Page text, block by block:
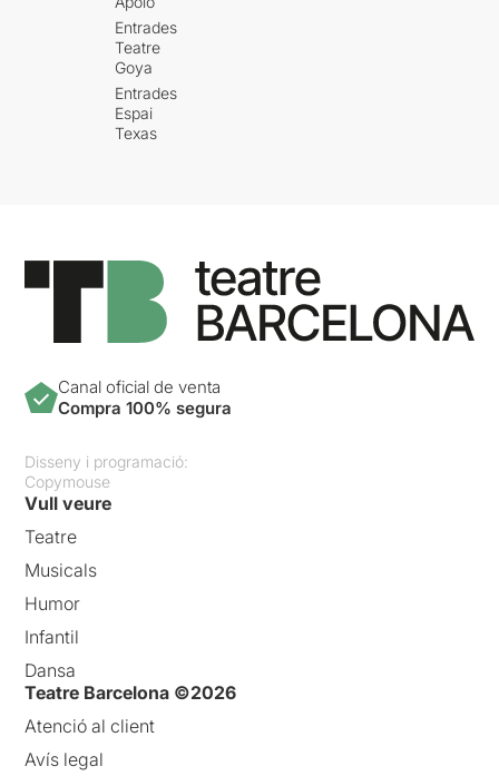
Entrades
Teatre
Goya
Entrades
Espai
Texas
Canal oficial de venta
Compra 100% segura
Disseny i programació:
Copymouse
Vull veure
Teatre
Musicals
Humor
Infantil
Dansa
Teatre Barcelona ©2026
Atenció al client
Avís legal